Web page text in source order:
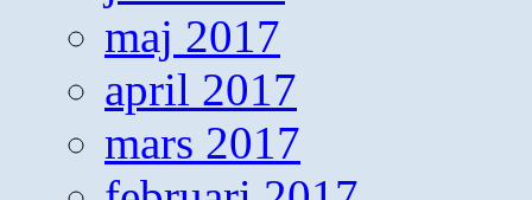
maj 2017
april 2017
mars 2017